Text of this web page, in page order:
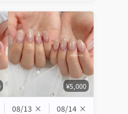
¥5,000
08/13 × 08/14 ×